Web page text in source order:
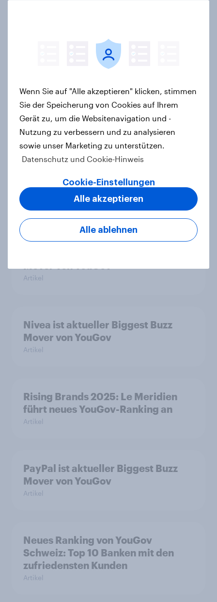
WhatsApp überholt Samsung in
YouGovs Best Brand Rankings 2026
+++ adidas beste deutsche Marke
Aldi ist erneut Preis-Leistungs-
Sieger
Artikel
Preis-Leistungs-Ranking 2026
Report
Artikel
Nivea ist aktueller Biggest Buzz
Mover von YouGov
Artikel
Rising Brands 2025: Le Meridien
führt neues YouGov-Ranking an
Artikel
PayPal ist aktueller Biggest Buzz
Mover von YouGov
Artikel
Neues Ranking von YouGov
Schweiz: Top 10 Banken mit den
zufriedensten Kunden
Artikel
Wenn Sie auf "Alle akzeptieren" klicken, stimmen
Sie der Speicherung von Cookies auf Ihrem
Gerät zu, um die Websitenavigation und -
Nutzung zu verbessern und zu analysieren
sowie unser Marketing zu unterstützen.
Datenschutz und Cookie-Hinweis
Cookie-Einstellungen
Alle ablehnen
Alle akzeptieren